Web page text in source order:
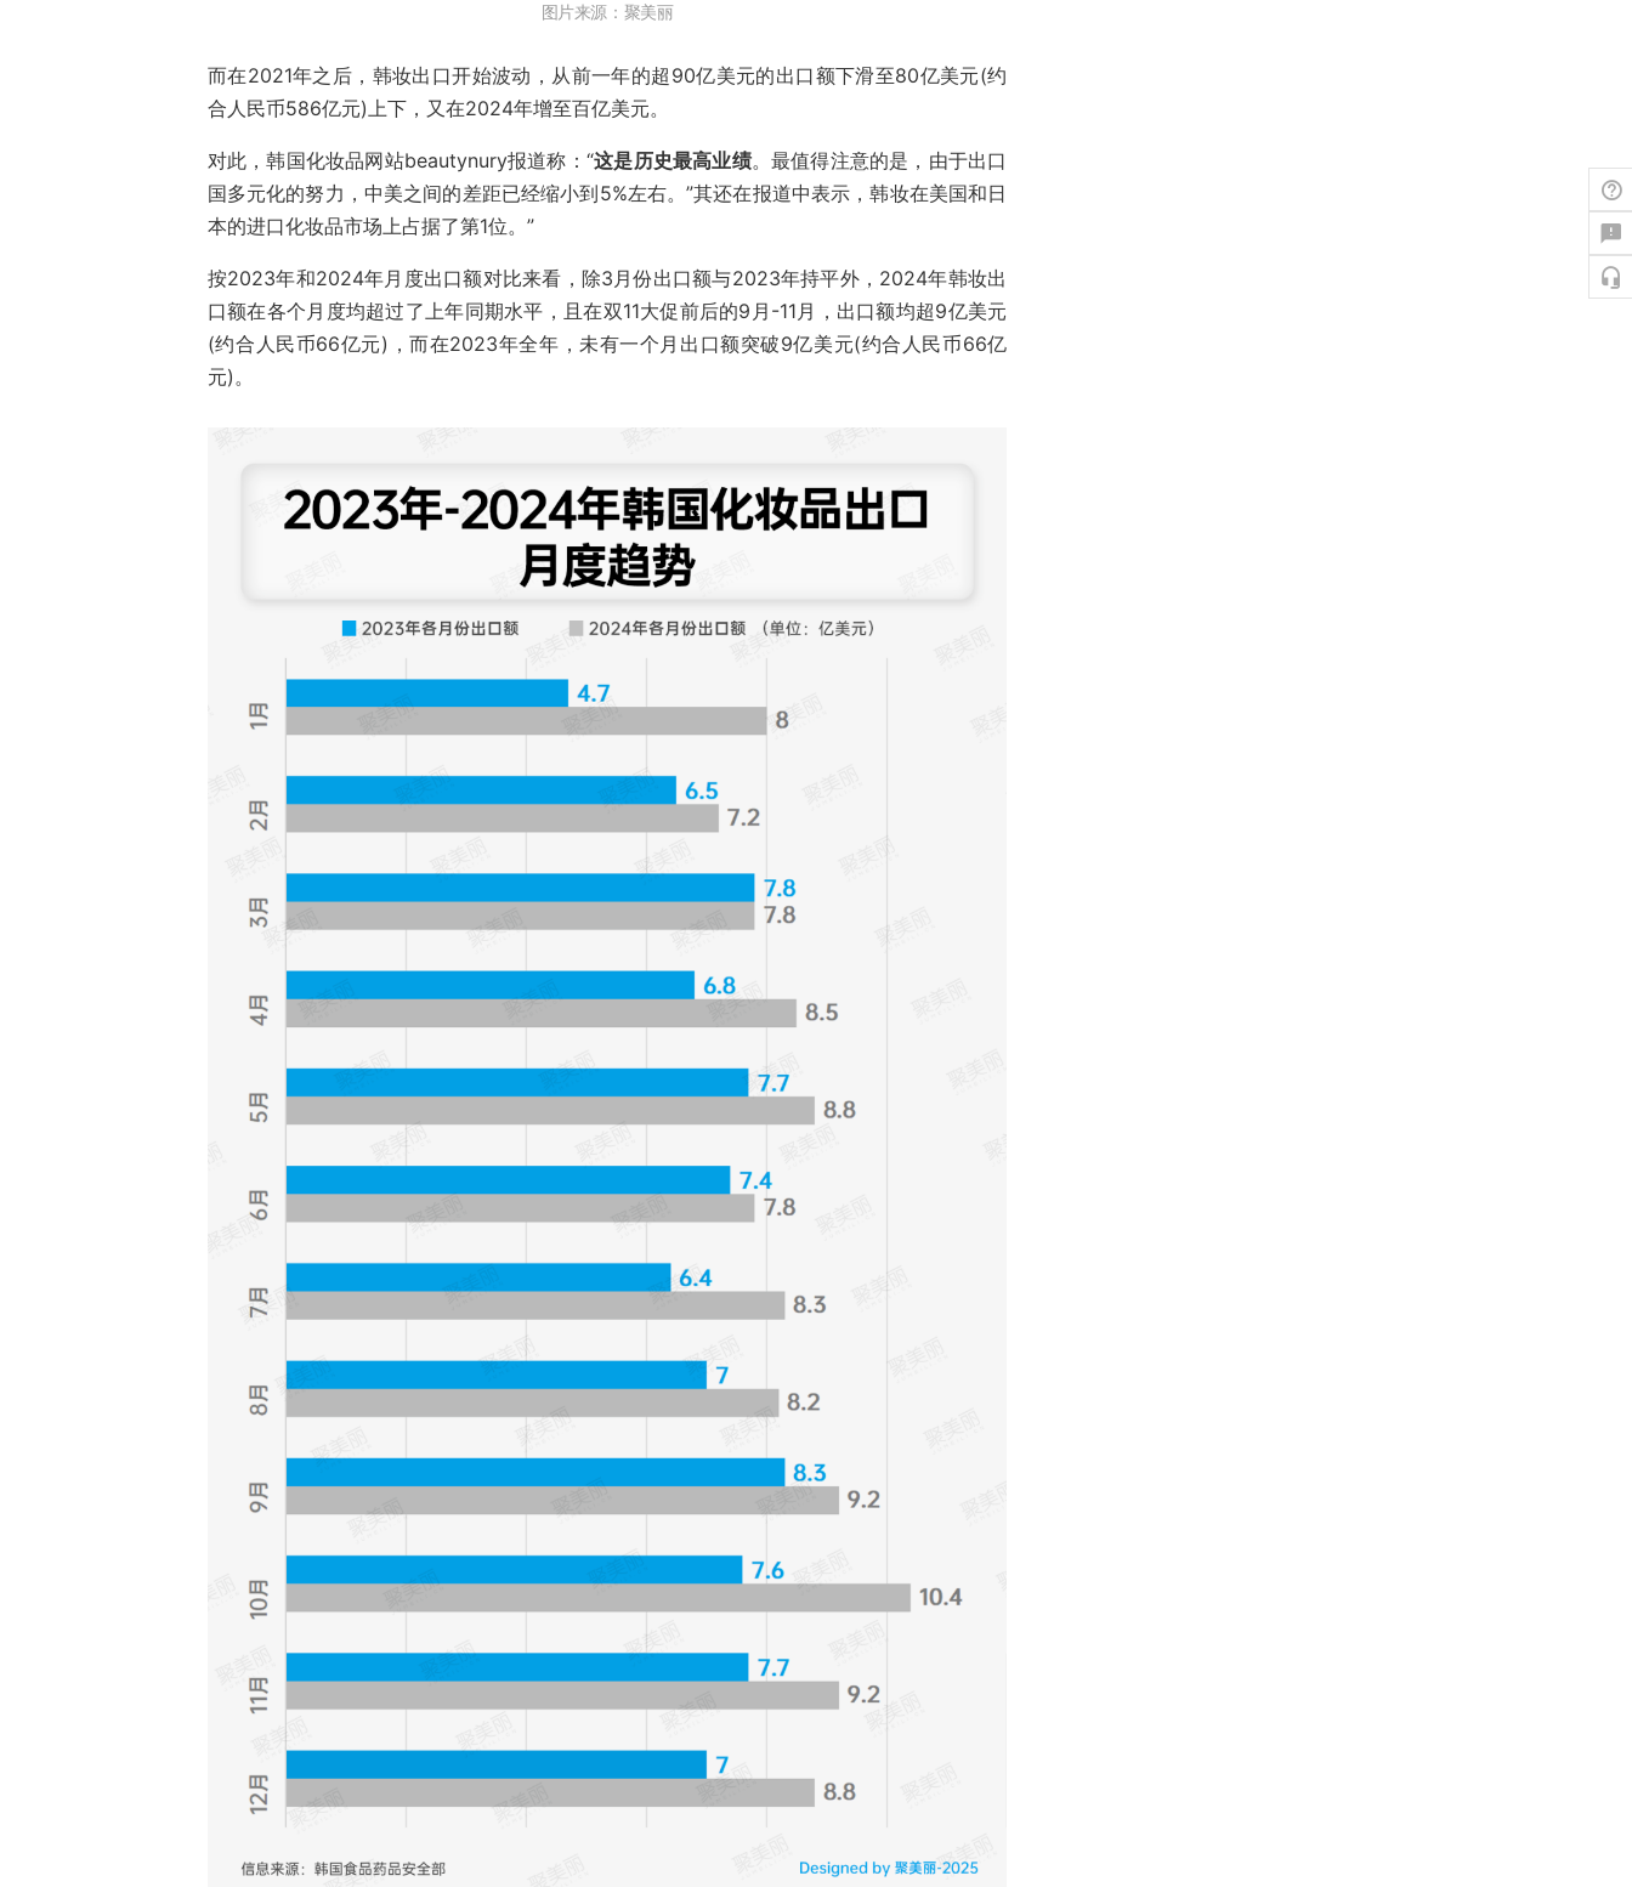
图片来源：聚美丽
而在2021年之后，韩妆出口开始波动，从前一年的超90亿美元的出口额下滑至80亿美元(约
合人民币586亿元)上下，又在2024年增至百亿美元。
对此，韩国化妆品网站beautynury报道称：“这是历史最高业绩。最值得注意的是，由于出口
国多元化的努力，中美之间的差距已经缩小到5%左右。”其还在报道中表示，韩妆在美国和日
本的进口化妆品市场上占据了第1位。”
按2023年和2024年月度出口额对比来看，除3月份出口额与2023年持平外，2024年韩妆出
口额在各个月度均超过了上年同期水平，且在双11大促前后的9月-11月，出口额均超9亿美元
(约合人民币66亿元)，而在2023年全年，未有一个月出口额突破9亿美元(约合人民币66亿
元)。